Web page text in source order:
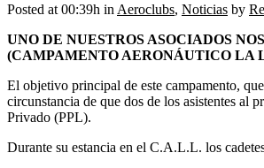
Posted at 00:39h in Aeroclubs, Noticias by
UNO DE NUESTROS ASOCIADOS
(CAMPAMENTO AERONÁUTICO LA
El objetivo principal de este campamento,
circunstancia de que dos de los asistentes al
Privado (PPL).
Durante su estancia en el C.A.L.L. los